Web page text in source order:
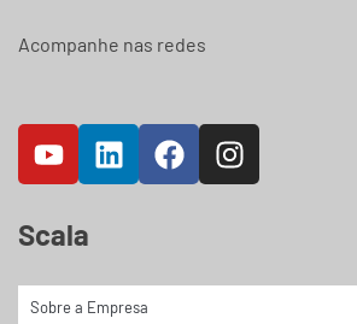
Acompanhe nas redes
Scala
Sobre a Empresa